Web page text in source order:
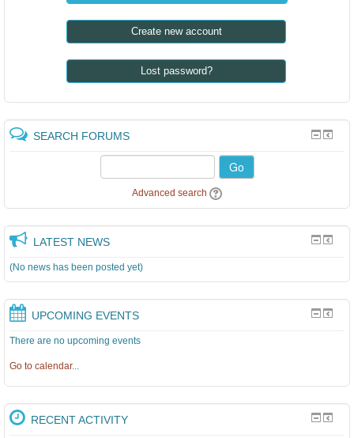
Create new account
Lost password?
SEARCH FORUMS
Go
Advanced search
LATEST NEWS
(No news has been posted yet)
UPCOMING EVENTS
There are no upcoming events
Go to calendar...
RECENT ACTIVITY